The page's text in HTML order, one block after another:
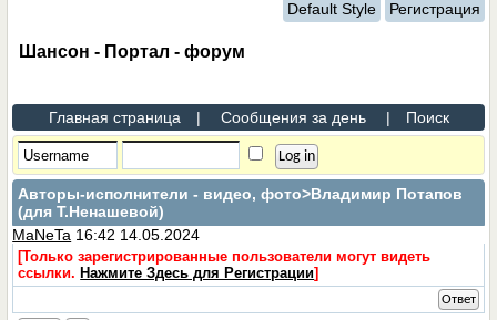
Default Style Регистрация
Шансон - Портал - форум
Главная страница | Сообщения за день | Поиск
Авторы-исполнители - видео, фото>Владимир Потапов
(для Т.Ненашевой)
MaNeTa 16:42 14.05.2024
[Только зарегистрированные пользователи могут видеть
ссылки. Нажмите Здесь для Регистрации]
Ответ